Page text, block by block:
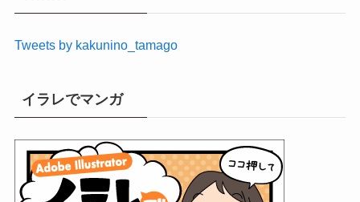
Tweets by kakunino_tamago
イラレでマンガ